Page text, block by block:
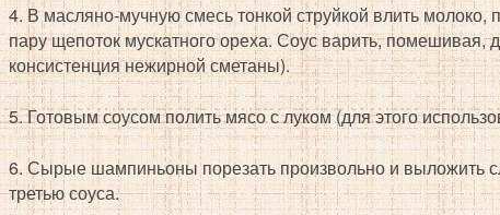
4. В масляно-мучную смесь тонкой струйкой влить молоко,
пару щепоток мускатного ореха. Соус варить, помешивая,
консистенция нежирной сметаны).
5. Готовым соусом полить мясо с луком (для этого
6. Сырые шампиньоны порезать произвольно и выложить
третью соуса.